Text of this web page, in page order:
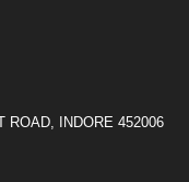
ROAD, INDORE 452006